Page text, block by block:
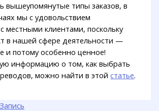
вышеупомянутые типы заказов, в
мы с удовольствием
местными клиентами, поскольку
в нашей сфере деятельности —
и потому особенно ценное!
информацию о том, как выбрать
можно найти в этойстатье.